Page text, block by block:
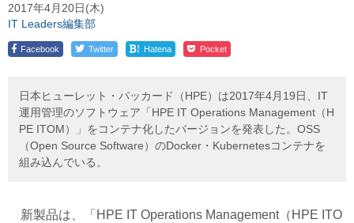
2017年4月20日(木)
IT Leaders編集部
Facebook Twitter ! Hatena Pocket
日本ヒューレット・パッカード（HPE）は2017年4月19日、IT
運用管理のソフトウェア「HPE IT Operations Management（H
PE ITOM）」をコンテナ化したバージョンを発表した。OSS
（Open Source Software）のDocker・Kubernetesコンテナを
組み込んでいる。
新製品は、「HPE IT Operations Management（HPE ITO